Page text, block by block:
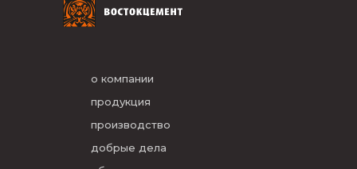
о компании
продукция
производство
добрые дела